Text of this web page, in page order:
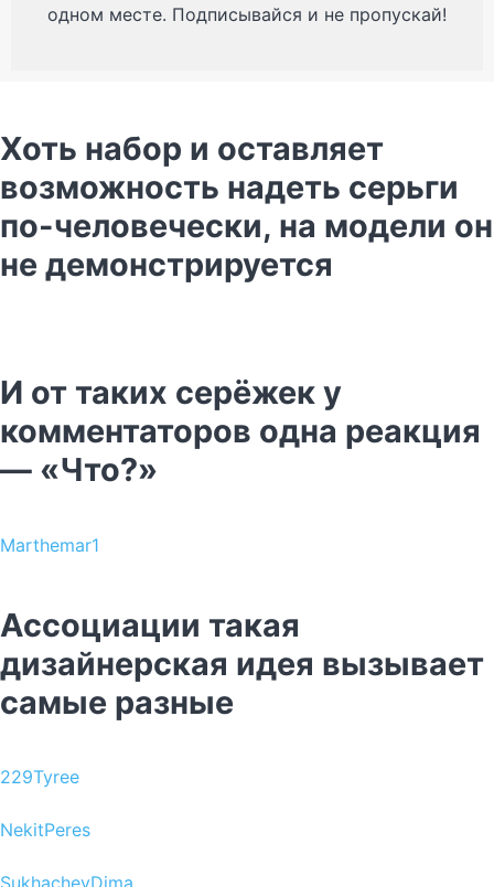
одном месте. Подписывайся и не пропускай!
Хоть набор и оставляет
возможность надеть серьги
по-человечески, на модели он
не демонстрируется
И от таких серёжек у
комментаторов одна реакция
— «Что?»
Marthemar1
Ассоциации такая
дизайнерская идея вызывает
самые разные
229Tyree
NekitPeres